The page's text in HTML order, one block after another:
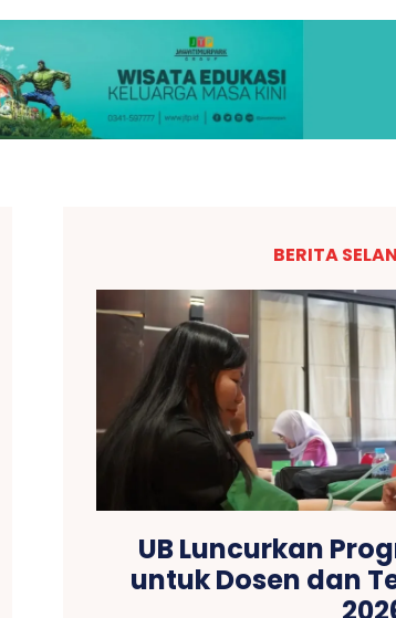
BERITA
UB Luncurkan
untuk Dosen dan